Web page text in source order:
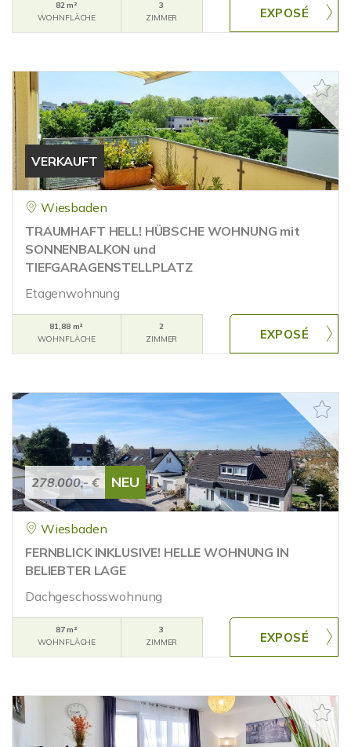
82 m²
WOHNFLÄCHE
3
ZIMMER
VERKAUFT
Wiesbaden
TRAUMHAFT HELL! HÜBSCHE WOHNUNG mit
SONNENBALKON und
TIEFGARAGENSTELLPLATZ
Etagenwohnung
81,88 m²
WOHNFLÄCHE
2
ZIMMER
278.000,- € NEU
Wiesbaden
FERNBLICK INKLUSIVE! HELLE WOHNUNG IN
BELIEBTER LAGE
Dachgeschosswohnung
87 m²
WOHNFLÄCHE
3
ZIMMER